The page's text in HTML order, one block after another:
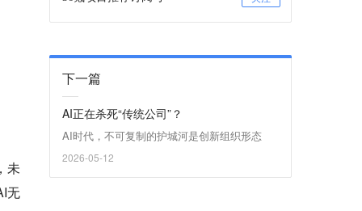
未
无
下一篇
AI正在杀死“传统公司”？
AI时代，不可复制的护城河是创新组织形态
2026-05-12